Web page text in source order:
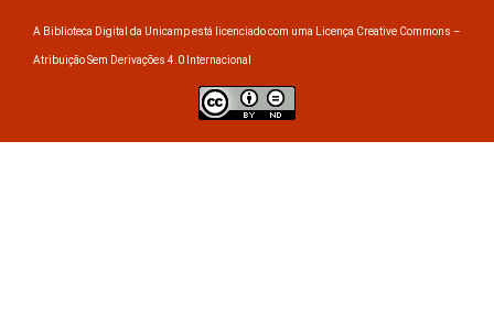
A Biblioteca Digital da Unicamp está licenciado com uma Licença Creative Commons –
Atribuição Sem Derivações 4.0 Internacional